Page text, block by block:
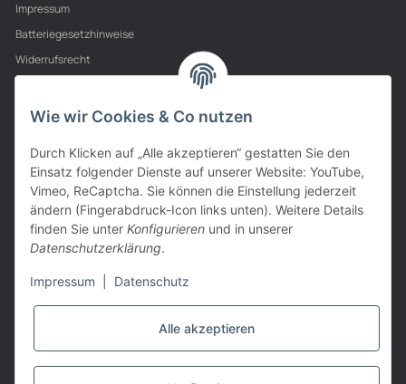
Impressum
Batteriegesetzhinweise
Widerrufsrecht
PARTNER
VERTRAG WIDERRUFEN
Wie wir Cookies & Co nutzen
Durch Klicken auf „Alle akzeptieren“ gestatten Sie den
Einsatz folgender Dienste auf unserer Website: YouTube,
Vimeo, ReCaptcha. Sie können die Einstellung jederzeit
ändern (Fingerabdruck-Icon links unten). Weitere Details
finden Sie unter Konfigurieren und in unserer
Datenschutzerklärung.
Impressum Datenschutz
Alle akzeptieren